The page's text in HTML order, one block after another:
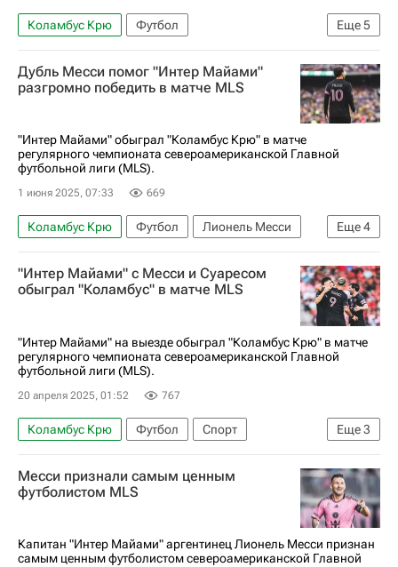
Еще5
Коламбус Крю
Футбол
Major League Soccer 2025
Алексей Миранчук
Магомед-Шапи Сулейманов
Дубль Месси помог "Интер Майами"
разгромно победить в матче MLS
"Интер Майами" обыграл "Коламбус Крю" в матче
регулярного чемпионата североамериканской Главной
футбольной лиги (MLS).
1 июня 2025, 07:33 669
Еще4
Коламбус Крю Футбол
Лионель Месси
Луис Суарес
Интер
Major League Soccer 2025
Спорт
"Интер Майами" с Месси и Суаресом
обыграл "Коламбус" в матче MLS
"Интер Майами" на выезде обыграл "Коламбус Крю" в матче
регулярного чемпионата североамериканской Главной
футбольной лиги (MLS).
20 апреля 2025, 01:52 767
Еще3
Коламбус Крю Футбол
Спорт
Лионель Месси
Луис Суарес Интер
Месси признали самым ценным
футболистом MLS
Капитан "Интер Майами" аргентинец Лионель Месси признан
самым ценным футболистом североамериканской Главной